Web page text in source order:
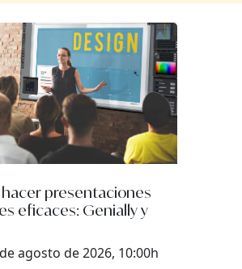
presentaciones
eficaces: Genially y
agosto de 2026, 10:00h